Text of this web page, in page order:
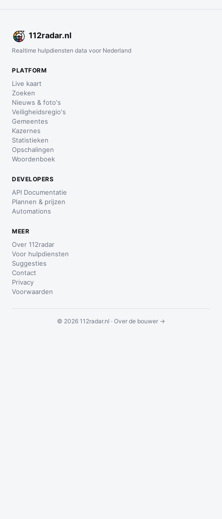
112radar.nl
Realtime hulpdiensten data voor Nederland
PLATFORM
Live kaart
Zoeken
Nieuws & foto's
Veiligheidsregio's
Gemeentes
Kazernes
Statistieken
Opschalingen
Woordenboek
DEVELOPERS
API Documentatie
Plannen & prijzen
Automations
MEER
Over 112radar
Voor hulpdiensten
Suggesties
Contact
Privacy
Voorwaarden
© 2026 112radar.nl · Over de bouwer →